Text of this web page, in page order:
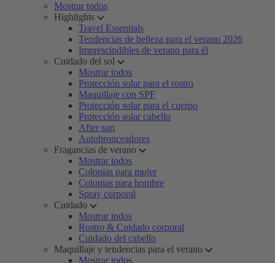
Mostrar todos
Highlights
Travel Essentials
Tendencias de belleza para el verano 2026
Imprescindibles de verano para él
Cuidado del sol
Mostrar todos
Protección solar para el rostro
Maquillaje con SPF
Protección solar para el cuerpo
Protección solar cabello
After sun
Autobronceadores
Fragancias de verano
Mostrar todos
Colonias para mujer
Colonias para hombre
Spray corporal
Cuidado
Mostrar todos
Rostro & Cuidado corporal
Cuidado del cabello
Maquillaje y tendencias para el verano
Mostrar todos